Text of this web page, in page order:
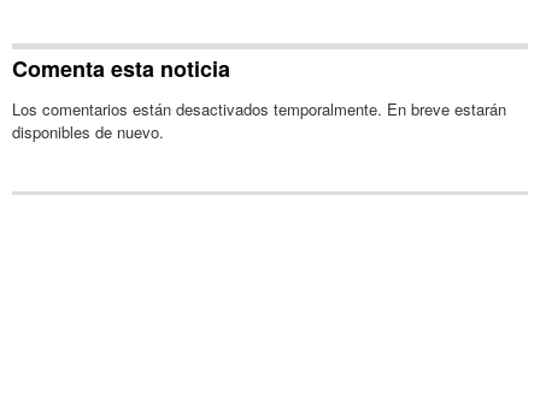
Comenta esta noticia
Los comentarios están desactivados temporalmente. En breve estarán
disponibles de nuevo.